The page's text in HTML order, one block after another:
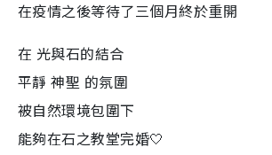
在疫情之後等待了三個月終於重開
在 光與石的結合
平靜 神聖 的氛圍
被自然環境包圍下
能夠在石之教堂完婚🤍